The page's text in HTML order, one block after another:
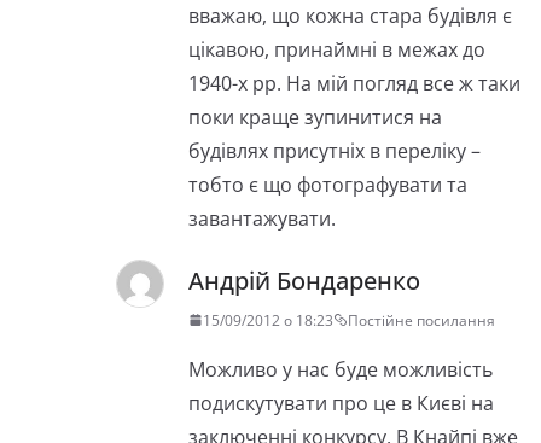
вважаю, що кожна стара будівля є
цікавою, принаймні в межах до
1940-х рр. На мій погляд все ж таки
поки краще зупинитися на
будівлях присутніх в переліку –
тобто є що фотографувати та
завантажувати.
Андрій Бондаренко
15/09/2012 о 18:23 Постійне посилання
Можливо у нас буде можливість
подискутувати про це в Києві на
заключенні конкурсу. В Кнайпі вже